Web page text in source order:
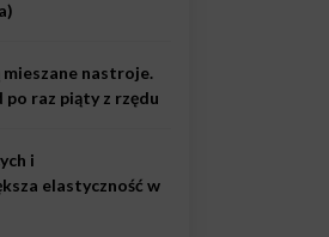
nastroje.
raz piąty z rzędu
i
elastyczność w